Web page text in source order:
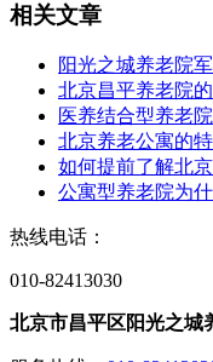
相关文章
阳光之城养老院
北京昌平养老院
医养结合型养老
北京养老公寓的
如何提前了解北
公寓型养老院为
热线电话：
010-82413030
北京市昌平区阳光之城